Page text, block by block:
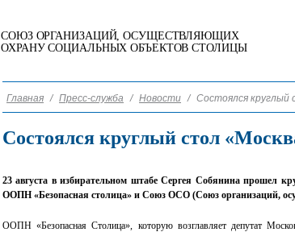
СОЮЗ ОРГАНИЗАЦИЙ, ОСУЩЕСТВЛЯЮЩИХ
ОХРАНУ СОЦИАЛЬНЫХ ОБЪЕКТОВ СТОЛИЦЫ
Главная / Пресс-служба / Новости / Состоялся круглый
Состоялся круглый стол
23 августа в избирательном штабе Сергея Собянина прошел
ООПН «Безопасная столица» и Союз ОСО (Союз организаций,
ООПН «Безопасная Столица», которую возглавляет депутат